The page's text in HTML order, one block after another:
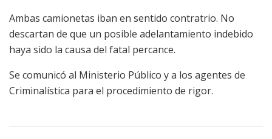
Ambas camionetas iban en sentido contratrio. No
descartan de que un posible adelantamiento indebido
haya sido la causa del fatal percance.
Se comunicó al Ministerio Público y a los agentes de
Criminalística para el procedimiento de rigor.